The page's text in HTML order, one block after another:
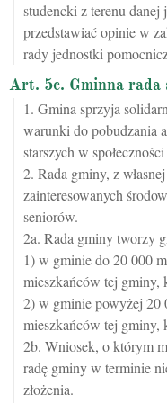
studencki z terenu
przedstawiać opinie w
rady jednostki
Art. 5c. Gminna rada
1. Gmina sprzyja
warunki do pobudzania
starszych w
2. Rada gminy, z
zainteresowanych
seniorów.
2a. Rada gminy tworzy
1) w gminie do 20 000
mieszkańców tej
2) w gminie powyżej 20
mieszkańców tej
2b. Wniosek, o którym
radę gminy w terminie
złożenia.